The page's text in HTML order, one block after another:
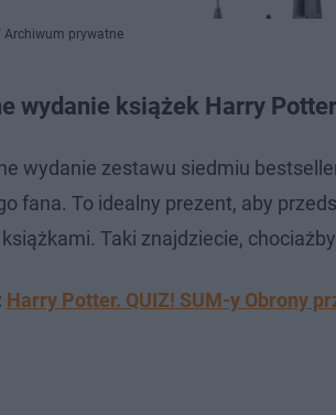
Archiwum prywatne
wydanie książek Harry
wydanie zestawu siedmiu
fana. To idealny prezent, aby
książkami. Taki znajdziecie,
Harry Potter. QUIZ! SUM-y Obrony